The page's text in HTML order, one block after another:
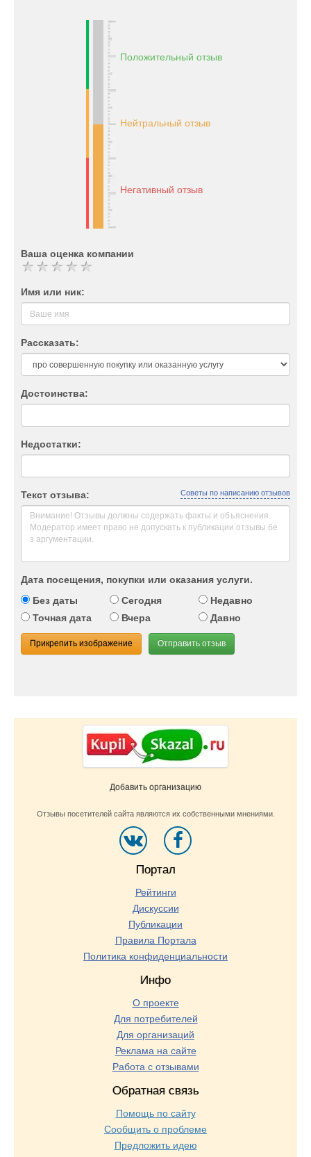
Положительный отзыв
Нейтральный отзыв
Негативный отзыв
Ваша оценка компании
Имя или ник:
Рассказать:
Достоинства:
Недостатки:
Текст отзыва: Советы по написанию отзывов
Дата посещения, покупки или оказания услуги.
Без даты
Сегодня
Недавно
Точная дата
Вчера Давно
Прикрепить изображение Отправить отзыв
Добавить организацию
Отзывы посетителей сайта являются их собственными мнениями.
Портал
Рейтинги
Дискуссии
Публикации
Правила Портала
Политика конфиденциальности
Инфо
О проекте
Для потребителей
Для организаций
Реклама на сайте
Работа с отзывами
Обратная связь
Помощь по сайту
Сообщить о проблеме
Предложить идею